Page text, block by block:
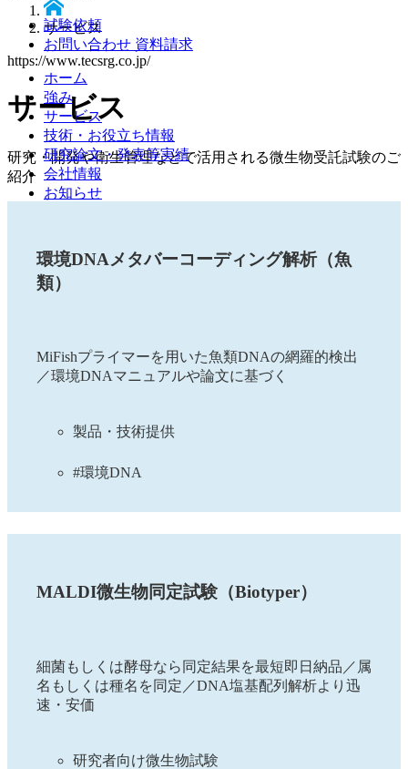
試験依頼
お問い合わせ 資料請求
ホーム
強み
サービス
技術・お役立ち情報
研究論文・発表等実績
会社情報
お知らせ
サービス
https://www.tecsrg.co.jp/
サービス
研究・開発や衛生管理などで活用される微生物受託試験のご
紹介
環境DNAメタバーコーディング解析（魚
類）
MiFishプライマーを用いた魚類DNAの網羅的検出
／環境DNAマニュアルや論文に基づく
製品・技術提供
#環境DNA
MALDI微生物同定試験（Biotyper）
細菌もしくは酵母なら同定結果を最短即日納品／属
名もしくは種名を同定／DNA塩基配列解析より迅
速・安価
研究者向け微生物試験